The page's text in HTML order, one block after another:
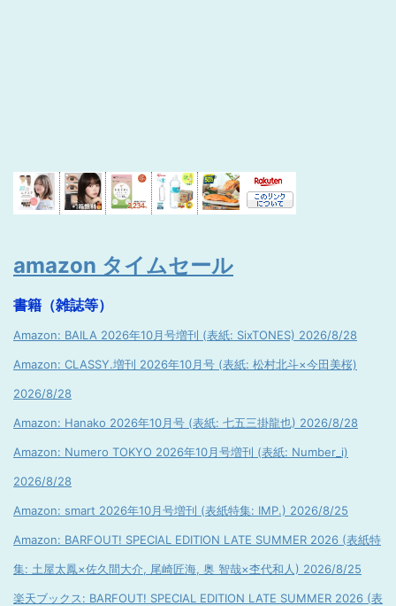
amazon タイムセール
書籍（雑誌等）
Amazon: BAILA 2026年10月号増刊 (表紙: SixTONES) 2026/8/28
Amazon: CLASSY.増刊 2026年10月号 (表紙: 松村北斗×今田美桜)
2026/8/28
Amazon: Hanako 2026年10月号 (表紙: 七五三掛龍也) 2026/8/28
Amazon: Numero TOKYO 2026年10月号増刊 (表紙: Number_i)
2026/8/28
Amazon: smart 2026年10月号増刊 (表紙特集: IMP.) 2026/8/25
Amazon: BARFOUT! SPECIAL EDITION LATE SUMMER 2026 (表紙特
集: 土屋太鳳×佐久間大介, 尾崎匠海, 奥 智哉×杢代和人) 2026/8/25
楽天ブックス: BARFOUT! SPECIAL EDITION LATE SUMMER 2026 (表